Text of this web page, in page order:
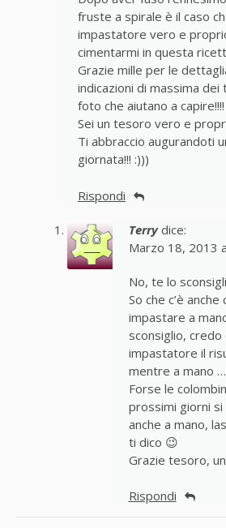
fruste a spirale è il caso
impastatore vero e
cimentarmi in questa
Grazie mille per le
indicazioni di massima
foto che aiutano a capire!!!!
Sei un tesoro vero e
Ti abbraccio augurandoti
giornata!!! :)))
Rispondi
Terry dice:
Marzo 18, 2013
No, te lo
So che c’è
impastare a
sconsiglio, credo
impastatore il
mentre a mano …
Forse le
prossimi giorni
anche a mano,
ti dico 😉
Grazie tesoro,
Rispondi